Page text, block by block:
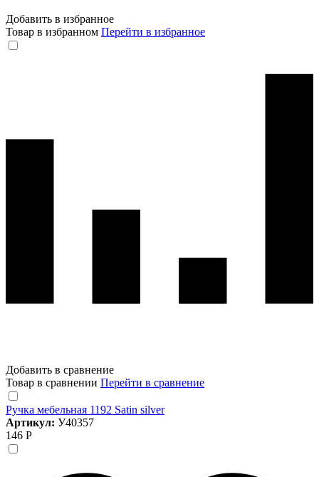
Добавить в избранное
Товар в избранном Перейти в избранное
Добавить в сравнение
Товар в сравнении Перейти в сравнение
Ручка мебельная 1192 Satin silver
Артикул: У40357
146 Р